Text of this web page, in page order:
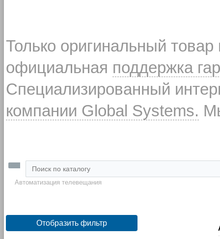
Только оригинальный
официальная поддержка
Специализированный
компании Global Systems.
Автоматизация телевещания
Отобразить фильтр